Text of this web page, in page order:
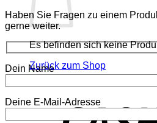
Es befinden sich keine
Zurück zum Shop
Haben Sie Fragen zu einem
gerne weiter.
Dein Name
Deine E-Mail-Adresse